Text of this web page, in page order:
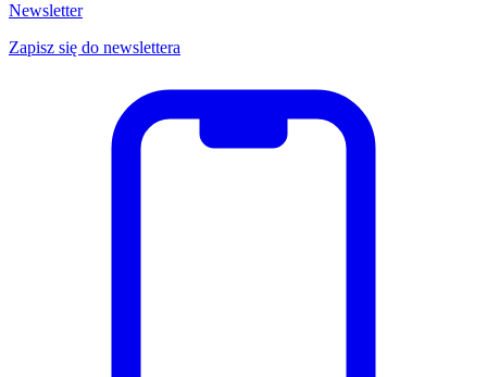
Newsletter
Zapisz się do newslettera